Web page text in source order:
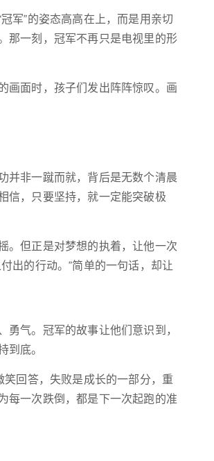
军”的姿态高高在上，而是用亲切
那一刻，冠军不再只是电视里的形
画面时，孩子们发出阵阵惊叹。画
并非一蹴而就，背后是无数个清晨
信，只要坚持，就一定能突破极
。但正是对梦想的执着，让他一次
出的行动。”简单的一句话，却让
气。冠军的故事让他们意识到，
底。
回答，失败是成长的一部分，重
每一次跌倒，都是下一次起跑的准